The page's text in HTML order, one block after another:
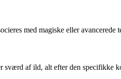
med magiske eller
af ild, alt efter den specifikke